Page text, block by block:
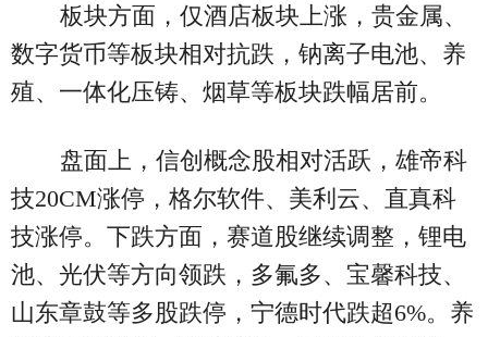
板块方面，仅酒店板块上涨，贵金属、
数字货币等板块相对抗跌，钠离子电池、养
殖、一体化压铸、烟草等板块跌幅居前。
盘面上，信创概念股相对活跃，雄帝科
技20CM涨停，格尔软件、美利云、直真科
技涨停。下跌方面，赛道股继续调整，锂电
池、光伏等方向领跌，多氟多、宝馨科技、
山东章鼓等多股跌停，宁德时代跌超6%。养